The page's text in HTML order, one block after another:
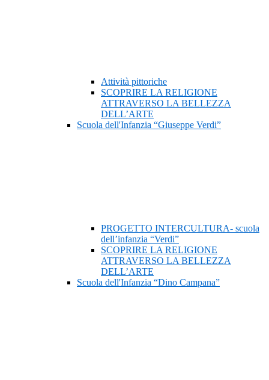
Attività pittoriche
SCOPRIRE LA RELIGIONE
ATTRAVERSO LA BELLEZZA
DELL’ARTE
Scuola dell'Infanzia “Giuseppe Verdi”
PROGETTO INTERCULTURA- scuola
dell’infanzia “Verdi”
SCOPRIRE LA RELIGIONE
ATTRAVERSO LA BELLEZZA
DELL’ARTE
Scuola dell'Infanzia “Dino Campana”